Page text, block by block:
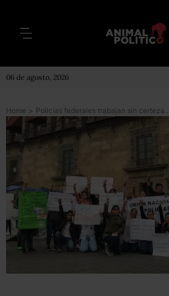
06 de agosto, 2026
Home > Policías federales